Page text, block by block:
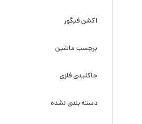
اکشن فیگور
برچسب ماشین
جاکلیدی فلزی
دسته بندی نشده